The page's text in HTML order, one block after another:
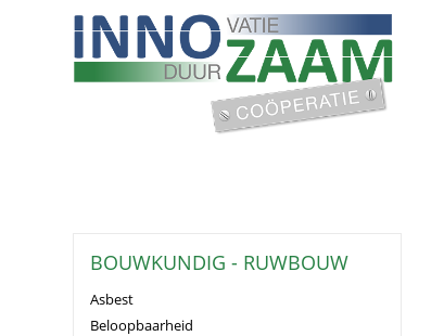
BOUWKUNDIG - RUWBOUW
Asbest
Beloopbaarheid